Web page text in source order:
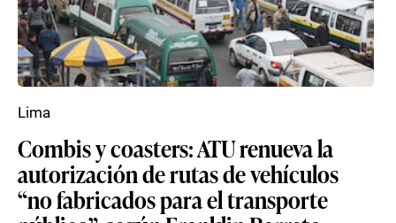
Combis y coasters: ATU renueva la
autorización de rutas de vehículos
“no fabricados para el transporte
Lima